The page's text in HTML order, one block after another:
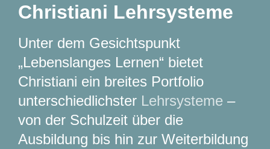
Christiani Lehrsysteme
Unter dem Gesichtspunkt
„Lebenslanges Lernen“ bietet
Christiani ein breites Portfolio
unterschiedlichster Lehrsysteme–
von der Schulzeit über die
Ausbildung bis hin zur Weiterbildung